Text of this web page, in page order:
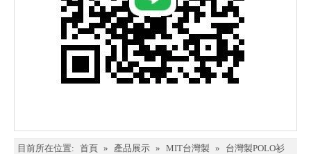
目前所在位置: 首頁 » 產品展示 » MIT台灣製 »
台灣製POLO衫